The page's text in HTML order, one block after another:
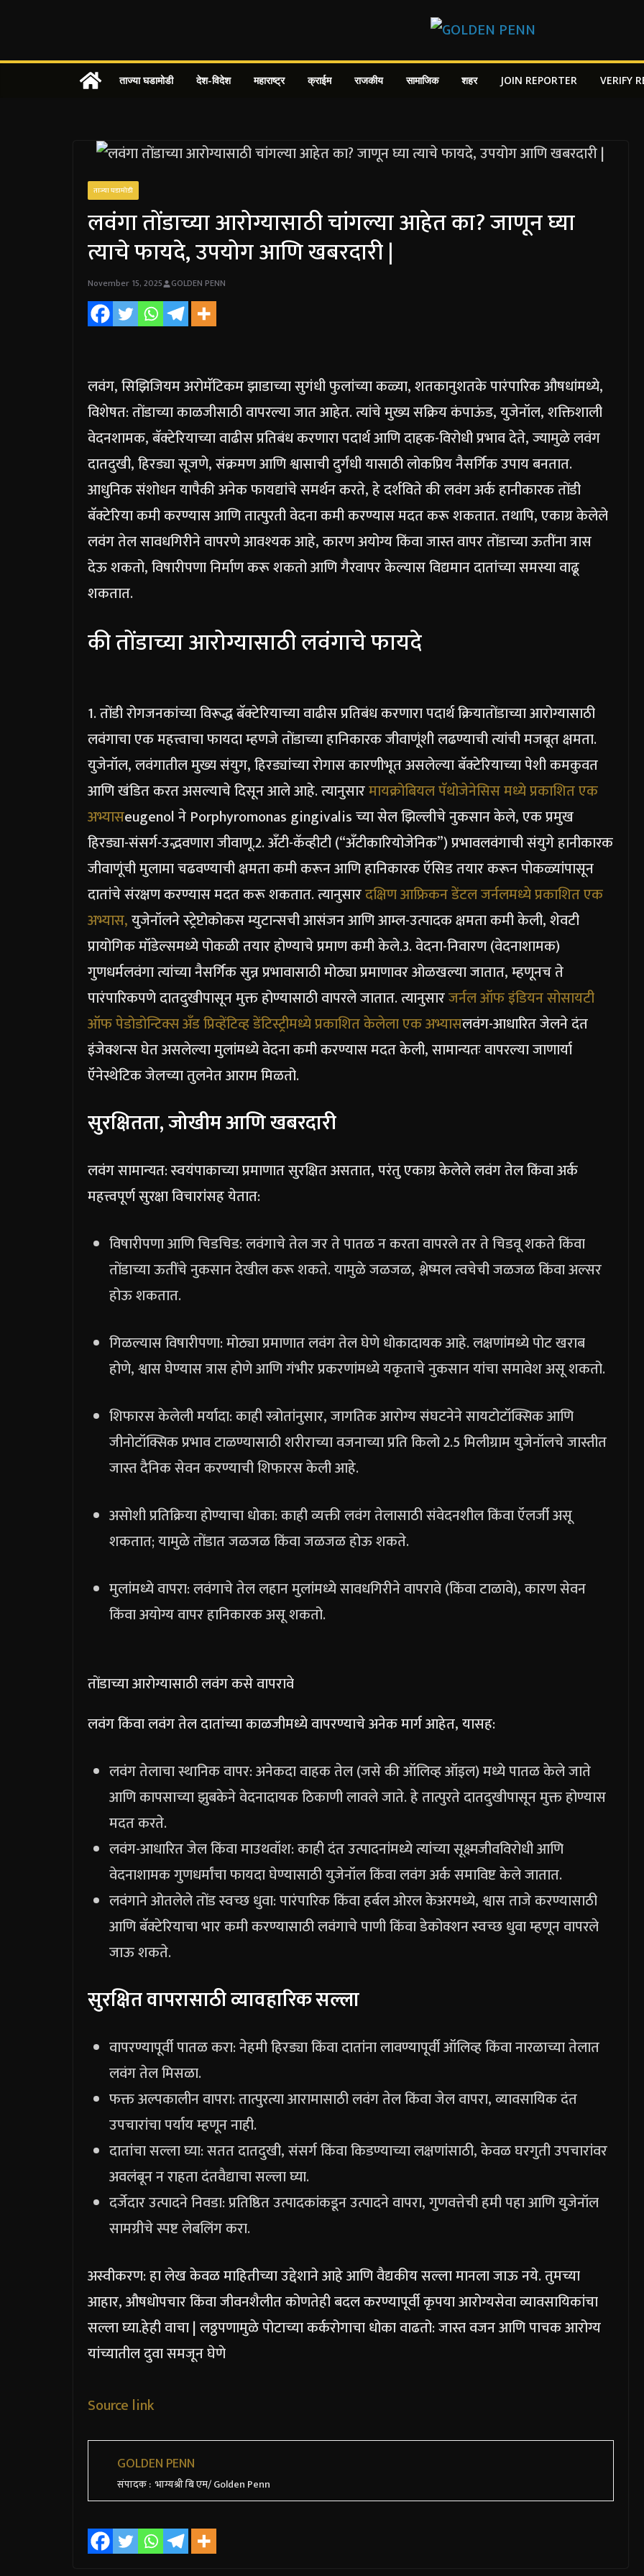
content
ताज्या घडामोडी देश-विदेश महाराष्ट्र क्राईम राजकीय सामाजिक शहर JOIN REPORTER VERIFY
ताज्या घडामोडी
लवंगा तोंडाच्या आरोग्यासाठी चांगल्या आहेत का? जाणून घ्या
त्याचे फायदे, उपयोग आणि खबरदारी |
November 15, 2025 GOLDEN PENN
लवंग, सिझिजियम अरोमॅटिकम झाडाच्या सुगंधी फुलांच्या कळ्या, शतकानुशतके पारंपारिक औषधांमध्ये,
विशेषत: तोंडाच्या काळजीसाठी वापरल्या जात आहेत. त्यांचे मुख्य सक्रिय कंपाऊंड, युजेनॉल, शक्तिशाली
वेदनशामक, बॅक्टेरियाच्या वाढीस प्रतिबंध करणारा पदार्थ आणि दाहक-विरोधी प्रभाव देते, ज्यामुळे लवंग
दातदुखी, हिरड्या सूजणे, संक्रमण आणि श्वासाची दुर्गंधी यासाठी लोकप्रिय नैसर्गिक उपाय बनतात.
आधुनिक संशोधन यापैकी अनेक फायद्यांचे समर्थन करते, हे दर्शविते की लवंग अर्क हानीकारक तोंडी
बॅक्टेरिया कमी करण्यास आणि तात्पुरती वेदना कमी करण्यास मदत करू शकतात. तथापि, एकाग्र केलेले
लवंग तेल सावधगिरीने वापरणे आवश्यक आहे, कारण अयोग्य किंवा जास्त वापर तोंडाच्या ऊतींना त्रास
देऊ शकतो, विषारीपणा निर्माण करू शकतो आणि गैरवापर केल्यास विद्यमान दातांच्या समस्या वाढू
शकतात.
कीतोंडाच्या आरोग्यासाठी लवंगाचे फायदे
1. तोंडी रोगजनकांच्या विरूद्ध बॅक्टेरियाच्या वाढीस प्रतिबंध करणारा पदार्थ क्रियातोंडाच्या आरोग्यासाठी
लवंगाचा एक महत्त्वाचा फायदा म्हणजे तोंडाच्या हानिकारक जीवाणूंशी लढण्याची त्यांची मजबूत क्षमता.
युजेनॉल, लवंगातील मुख्य संयुग, हिरड्यांच्या रोगास कारणीभूत असलेल्या बॅक्टेरियाच्या पेशी कमकुवत
आणि खंडित करत असल्याचे दिसून आले आहे. त्यानुसारमायक्रोबियल पॅथोजेनेसिस मध्ये प्रकाशित एक
अभ्यासeugenol ने Porphyromonas gingivalis च्या सेल झिल्लीचे नुकसान केले, एक प्रमुख
हिरड्या-संसर्ग-उद्भवणारा जीवाणू.2. अँटी-कॅव्हीटी (“अँटीकारियोजेनिक”) प्रभावलवंगाची संयुगे हानीकारक
जीवाणूंची मुलामा चढवण्याची क्षमता कमी करून आणि हानिकारक ऍसिड तयार करून पोकळ्यांपासून
दातांचे संरक्षण करण्यास मदत करू शकतात. त्यानुसारदक्षिण आफ्रिकन डेंटल जर्नलमध्ये प्रकाशित एक
अभ्यास,युजेनॉलने स्ट्रेप्टोकोकस म्युटान्सची आसंजन आणि आम्ल-उत्पादक क्षमता कमी केली, शेवटी
प्रायोगिक मॉडेल्समध्ये पोकळी तयार होण्याचे प्रमाण कमी केले.3. वेदना-निवारण (वेदनाशामक)
गुणधर्मलवंगा त्यांच्या नैसर्गिक सुन्न प्रभावासाठी मोठ्या प्रमाणावर ओळखल्या जातात, म्हणूनच ते
पारंपारिकपणे दातदुखीपासून मुक्त होण्यासाठी वापरले जातात. त्यानुसारजर्नल ऑफ इंडियन सोसायटी
ऑफ पेडोडोन्टिक्स अँड प्रिव्हेंटिव्ह डेंटिस्ट्रीमध्ये प्रकाशित केलेला एक अभ्यासलवंग-आधारित जेलने दंत
इंजेक्शन्स घेत असलेल्या मुलांमध्ये वेदना कमी करण्यास मदत केली, सामान्यतः वापरल्या जाणार्या
ऍनेस्थेटिक जेलच्या तुलनेत आराम मिळतो.
सुरक्षितता, जोखीम आणि खबरदारी
लवंग सामान्यत: स्वयंपाकाच्या प्रमाणात सुरक्षित असतात, परंतु एकाग्र केलेले लवंग तेल किंवा अर्क
महत्त्वपूर्ण सुरक्षा विचारांसह येतात:
विषारीपणा आणि चिडचिड: लवंगाचे तेल जर ते पातळ न करता वापरले तर ते चिडवू शकते किंवा
तोंडाच्या ऊतींचे नुकसान देखील करू शकते. यामुळे जळजळ, श्लेष्मल त्वचेची जळजळ किंवा अल्सर
होऊ शकतात.
गिळल्यास विषारीपणा: मोठ्या प्रमाणात लवंग तेल घेणे धोकादायक आहे. लक्षणांमध्ये पोट खराब
होणे, श्वास घेण्यास त्रास होणे आणि गंभीर प्रकरणांमध्ये यकृताचे नुकसान यांचा समावेश असू शकतो.
शिफारस केलेली मर्यादा: काही स्त्रोतांनुसार, जागतिक आरोग्य संघटनेने सायटोटॉक्सिक आणि
जीनोटॉक्सिक प्रभाव टाळण्यासाठी शरीराच्या वजनाच्या प्रति किलो 2.5 मिलीग्राम युजेनॉलचे जास्तीत
जास्त दैनिक सेवन करण्याची शिफारस केली आहे.
असोशी प्रतिक्रिया होण्याचा धोका: काही व्यक्ती लवंग तेलासाठी संवेदनशील किंवा ऍलर्जी असू
शकतात; यामुळे तोंडात जळजळ किंवा जळजळ होऊ शकते.
मुलांमध्ये वापरा: लवंगाचे तेल लहान मुलांमध्ये सावधगिरीने वापरावे (किंवा टाळावे), कारण सेवन
किंवा अयोग्य वापर हानिकारक असू शकतो.
तोंडाच्या आरोग्यासाठी लवंग कसे वापरावे
लवंग किंवा लवंग तेल दातांच्या काळजीमध्ये वापरण्याचे अनेक मार्ग आहेत, यासह:
लवंग तेलाचा स्थानिक वापर: अनेकदा वाहक तेल (जसे की ऑलिव्ह ऑइल) मध्ये पातळ केले जाते
आणि कापसाच्या झुबकेने वेदनादायक ठिकाणी लावले जाते. हे तात्पुरते दातदुखीपासून मुक्त होण्यास
मदत करते.
लवंग-आधारित जेल किंवा माउथवॉश: काही दंत उत्पादनांमध्ये त्यांच्या सूक्ष्मजीवविरोधी आणि
वेदनाशामक गुणधर्मांचा फायदा घेण्यासाठी युजेनॉल किंवा लवंग अर्क समाविष्ट केले जातात.
लवंगाने ओतलेले तोंड स्वच्छ धुवा: पारंपारिक किंवा हर्बल ओरल केअरमध्ये, श्वास ताजे करण्यासाठी
आणि बॅक्टेरियाचा भार कमी करण्यासाठी लवंगाचे पाणी किंवा डेकोक्शन स्वच्छ धुवा म्हणून वापरले
जाऊ शकते.
सुरक्षित वापरासाठी व्यावहारिक सल्ला
वापरण्यापूर्वी पातळ करा: नेहमी हिरड्या किंवा दातांना लावण्यापूर्वी ऑलिव्ह किंवा नारळाच्या तेलात
लवंग तेल मिसळा.
फक्त अल्पकालीन वापरा: तात्पुरत्या आरामासाठी लवंग तेल किंवा जेल वापरा, व्यावसायिक दंत
उपचारांचा पर्याय म्हणून नाही.
दातांचा सल्ला घ्या: सतत दातदुखी, संसर्ग किंवा किडण्याच्या लक्षणांसाठी, केवळ घरगुती उपचारांवर
अवलंबून न राहता दंतवैद्याचा सल्ला घ्या.
दर्जेदार उत्पादने निवडा: प्रतिष्ठित उत्पादकांकडून उत्पादने वापरा, गुणवत्तेची हमी पहा आणि युजेनॉल
सामग्रीचे स्पष्ट लेबलिंग करा.
अस्वीकरण: हा लेख केवळ माहितीच्या उद्देशाने आहे आणि वैद्यकीय सल्ला मानला जाऊ नये. तुमच्या
आहार, औषधोपचार किंवा जीवनशैलीत कोणतेही बदल करण्यापूर्वी कृपया आरोग्यसेवा व्यावसायिकांचा
सल्ला घ्या.हेही वाचा |लठ्ठपणामुळे पोटाच्या कर्करोगाचा धोका वाढतो: जास्त वजन आणि पाचक आरोग्य
यांच्यातील दुवा समजून घेणे
Source link
GOLDEN PENN
संपादक : भाग्यश्री बि एम/ Golden Penn